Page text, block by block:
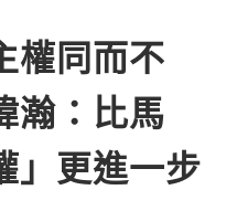
權同而不
：比馬
」更進一步